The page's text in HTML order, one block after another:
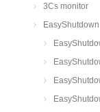
3Cs monitor
EasyShutdown